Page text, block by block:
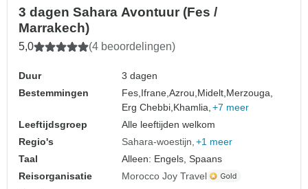
3 dagen Sahara Avontuur (Fes /
Marrakech)
5,0 (4 beoordelingen)
Duur
3 dagen
Bestemmingen
Fes, Ifrane,Azrou, Midelt, Merzouga,
Erg Chebbi, Khamlia, +7 meer
Leeftijdsgroep
Alle leeftijden welkom
Regio's
Sahara-woestijn +1 meer
Taal
Alleen: Engels, Spaans
Reisorganisatie
Morocco Joy Travel